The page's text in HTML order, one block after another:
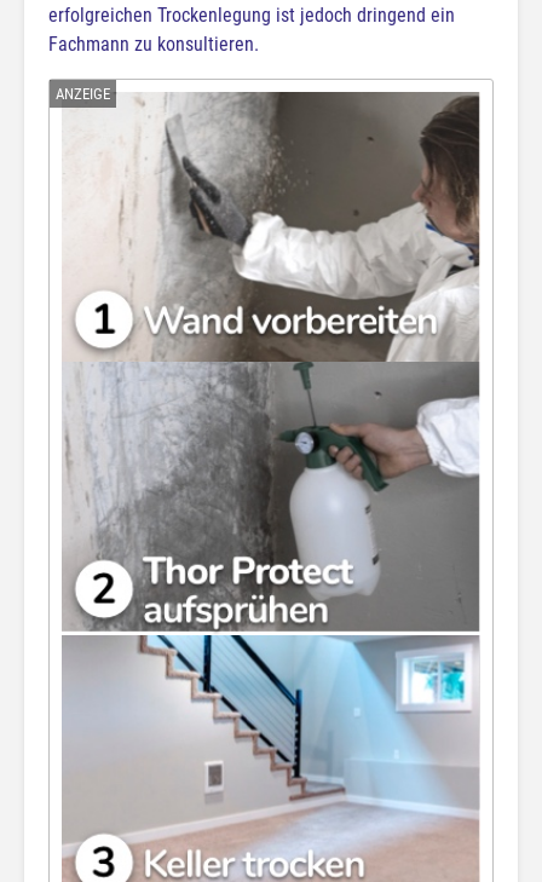
erfolgreichen Trockenlegung ist jedoch dringend ein
Fachmann zu konsultieren.